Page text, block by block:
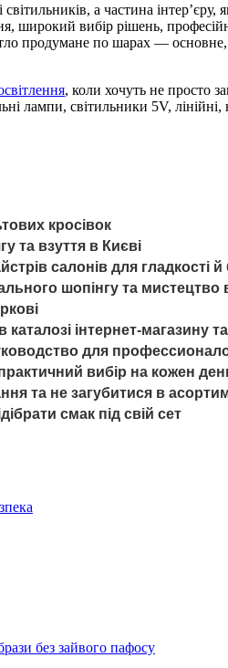
а частина
широкий вибір рішень,
продумане по шарах —
, коли хочуть не просто
лампи, світильники 5V,
кросівок
та взуття в Києві
салонів для гладкості й
шопінгу та мистецтво
інтернет-магазину
для
вибір на кожен
та не загубитися в
смак під свій сет
без зайвого пафосу